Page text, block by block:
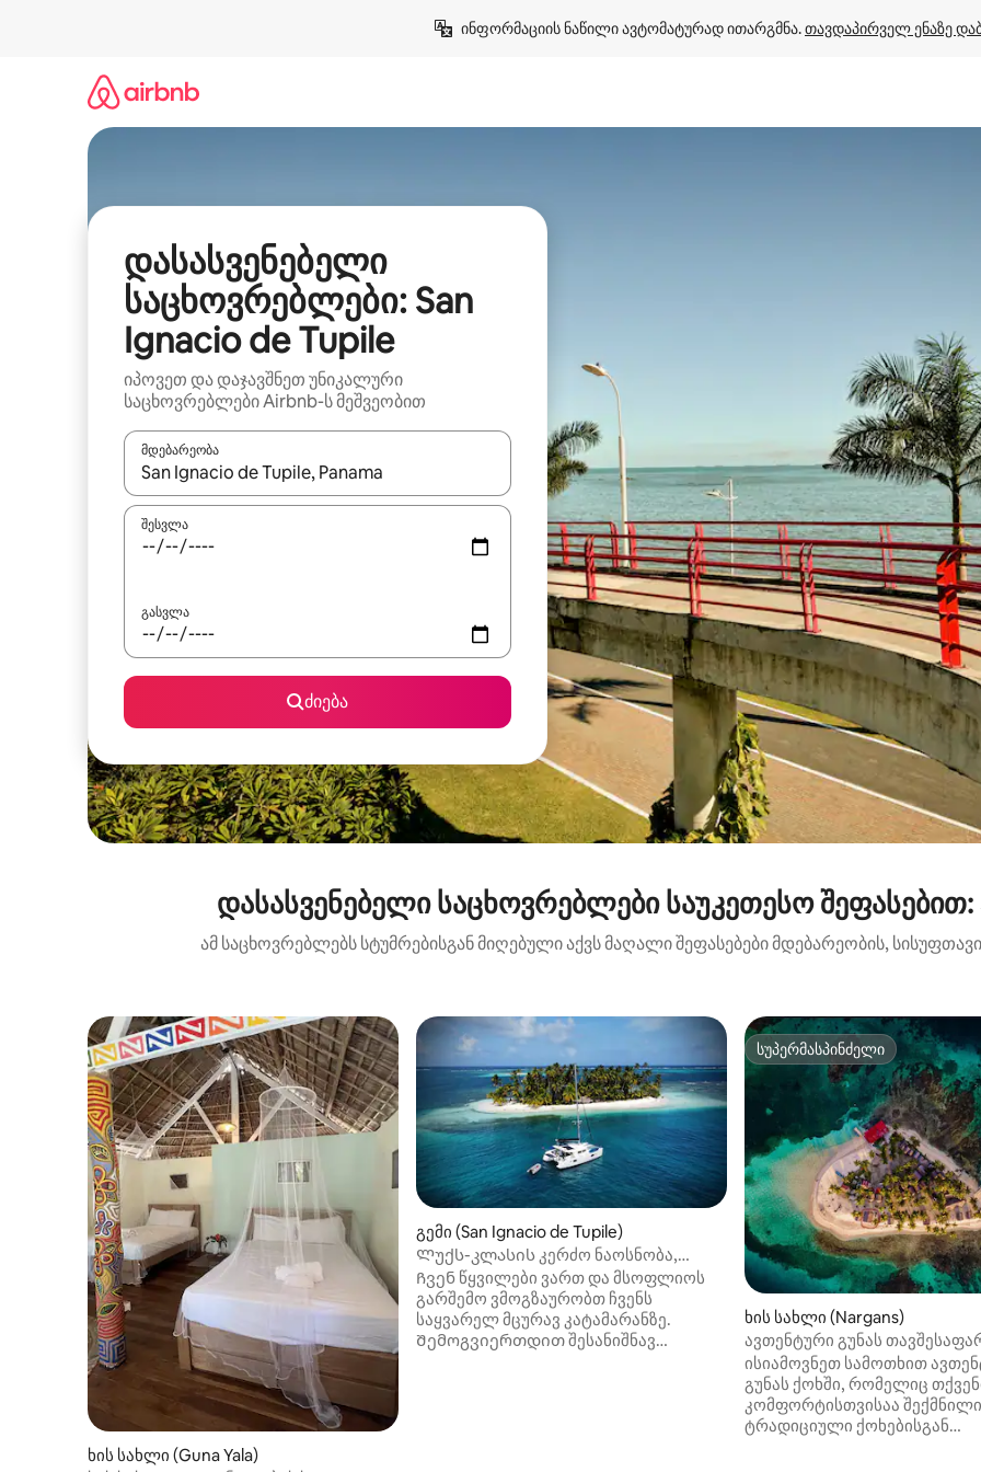
ინფორმაციის ნაწილი ავტომატურად ითარგმნა. თავდაპირველ ენაზე
დასასვენებელი
საცხოვრებლები: San
Ignacio de Tupile
იპოვეთ და დაჯავშნეთ უნიკალური
საცხოვრებლები Airbnb-ს მეშვეობით
მდებარეობა
როცა შედეგები ხელმისაწვდომი გახდება, ნავიგაციისთვის გამოიყენეთ კლავიშები ზემოთ/ქვემოთ მიმართული
შესვლა
გასვლა
ძიება
დასასვენებელი საცხოვრებლები საუკეთესო შეფასებით:
ამ საცხოვრებლებს სტუმრებისგან მიღებული აქვს მაღალი შეფასებები მდებარეობის,
ხის სახლი (Guna Yala)
გემი (San Ignacio de Tupile)
Ლუქს-კლასის კერძო ნაოსნობა,
ყოვლისმომცველი, სან-ბლასი
Ჩვენ წყვილები ვართ და მსოფლიოს
გარშემო ვმოგზაურობთ ჩვენს
საყვარელ მცურავ კატამარანზე.
Შემოგვიერთდით შესანიშნავ
სუპერმასპინძელი
სუპერმასპინძელი
ხის სახლი (Nargans)
ავთენტური გუნას
იატაკით და პლაჟით
ისიამოვნეთ სამოთხით
გუნას ქოხში, რომელიც
კომფორტისთვისაა
ტრადიციული ქოხებისგან